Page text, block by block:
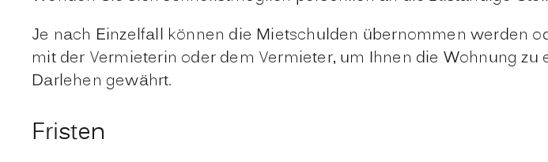
Je nach Einzelfall können die Mietschulden übernommen werden
mit der Vermieterin oder dem Vermieter, um Ihnen die Wohnung zu
Darlehen gewährt.
Fristen